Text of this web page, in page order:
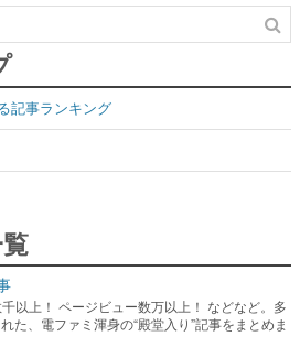
記事ランキング
以上！ ページビュー数万以上！ などなど。多
た、電ファミ渾身の“殿堂入り”記事をまとめま